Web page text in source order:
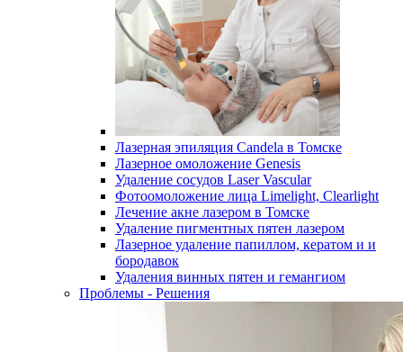
Лазерная эпиляция Candela в Томске
Лазерное омоложение Genesis
Удаление сосудов Laser Vascular
Фотоомоложение лица Limelight, Clearlight
Лечение акне лазером в Томске
Удаление пигментных пятен лазером
Лазерное удаление папиллом, кератом и и
бородавок
Удаления винных пятен и гемангиом
Проблемы - Решения